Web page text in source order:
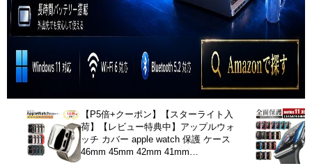
【P5倍+クーポン】【スターライト入
荷】【レビュー特典中】アップルウォ
ッチ カバー apple watch 保護 ケース
46mm 45mm 42mm 41mm